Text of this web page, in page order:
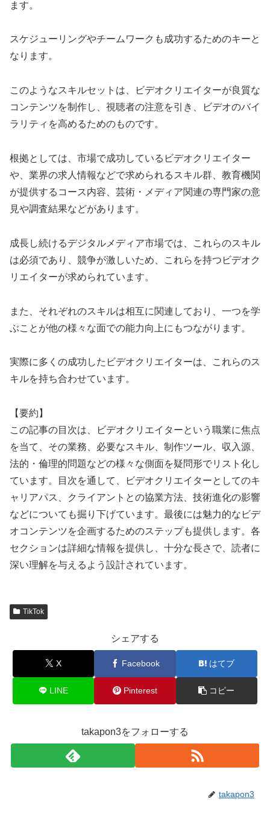
ます。
スケジューリングやチームワークも成功するためのキーと
なります。
このようなスキルセットは、ビデオクリエイターが良質な
コンテンツを制作し、視聴者の注意を引き、ビデオのバイ
ラリティを高めるためのものです。
根拠としては、市場で成功しているビデオクリエイター
や、業界の求人情報などで求められるスキル群、教育機関
が提供するコース内容、芸術・メディア関連の専門家の意
見や調査結果などがあります。
成長し続けるデジタルメディア市場では、これらのスキル
は必須であり、競争が激しいため、これらを持つビデオク
リエイターが求められています。
また、それぞれのスキルは相互に関連しており、一つを学
ぶことが他の様々な面での能力向上にもつながります。
実際に多くの成功したビデオクリエイターは、これらのス
キルを持ち合わせています。
【要約】
この記事の目次は、ビデオクリエイターという職業に焦点
を当て、その業務、必要なスキル、制作ツール、収入源、
法的・倫理的問題などの様々な側面を疑問形でリスト化し
ています。目次を通して、ビデオクリエイターとしてのキ
ャリアパス、クライアントとの協業方法、技術進化の影響
などについても掘り下げています。最後には魅力的なビデ
オコンテンツを企画するためのステップも提供します。各
セクションは詳細な情報を提供し、十分な長さで、読者に
深い理解を与えるよう設計されています。
TikTok
シェアする
X Facebook はてブ
LINE Pinterest コピー
takapon3をフォローする
takapon3